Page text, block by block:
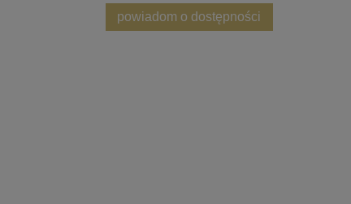
powiadom o dostępności